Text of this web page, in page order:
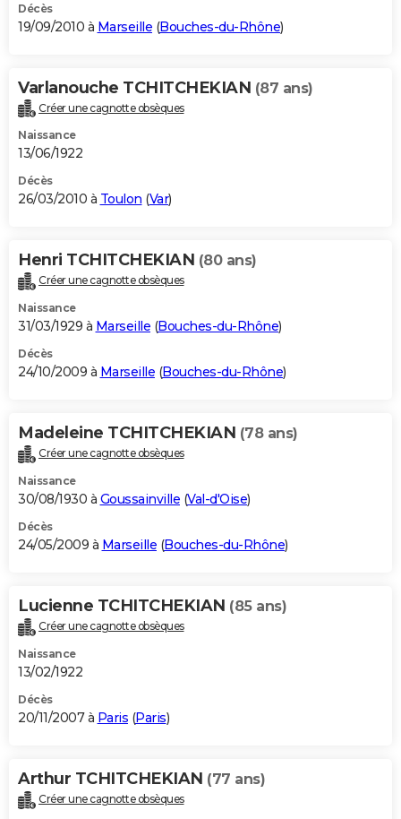
Décès
19/09/2010 à Marseille (Bouches-du-Rhône)
Varlanouche TCHITCHEKIAN (87 ans)
Créer une cagnotte obsèques
Naissance
13/06/1922
Décès
26/03/2010 à Toulon (Var)
Henri TCHITCHEKIAN (80 ans)
Créer une cagnotte obsèques
Naissance
31/03/1929 à Marseille (Bouches-du-Rhône)
Décès
24/10/2009 à Marseille (Bouches-du-Rhône)
Madeleine TCHITCHEKIAN (78 ans)
Créer une cagnotte obsèques
Naissance
30/08/1930 à Goussainville (Val-d'Oise)
Décès
24/05/2009 à Marseille (Bouches-du-Rhône)
Lucienne TCHITCHEKIAN (85 ans)
Créer une cagnotte obsèques
Naissance
13/02/1922
Décès
20/11/2007 à Paris (Paris)
Arthur TCHITCHEKIAN (77 ans)
Créer une cagnotte obsèques